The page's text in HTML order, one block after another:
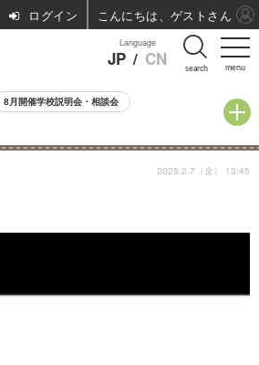
menu
Language
JP / CN search
8月開催学校説明会・相談会
2025.2.7（金） 13:45
ログイン こんにちは、ゲストさん